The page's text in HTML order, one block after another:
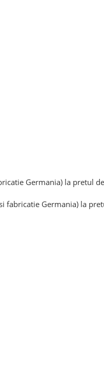
Germania) la pretul
fabricatie Germania) la